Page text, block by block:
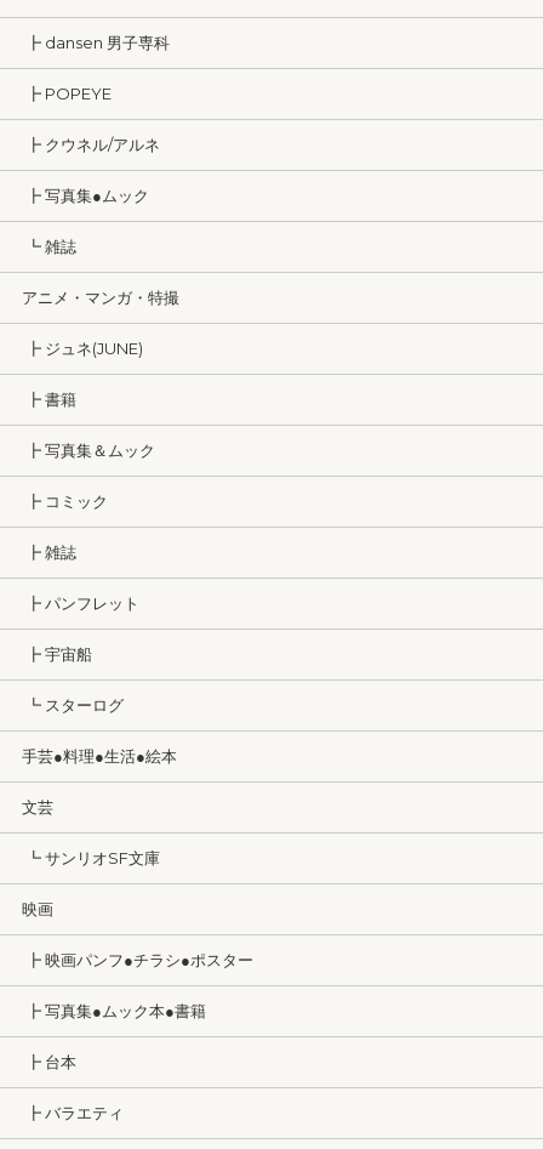
┣ dansen 男子専科
┣ POPEYE
┣ クウネル/アルネ
┣ 写真集●ムック
┗ 雑誌
アニメ・マンガ・特撮
┣ ジュネ(JUNE)
┣ 書籍
┣ 写真集＆ムック
┣ コミック
┣ 雑誌
┣ パンフレット
┣ 宇宙船
┗ スターログ
手芸●料理●生活●絵本
文芸
┗ サンリオSF文庫
映画
┣ 映画パンフ●チラシ●ポスター
┣ 写真集●ムック本●書籍
┣ 台本
┣ バラエティ